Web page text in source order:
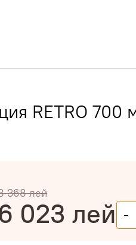
RETRO
368лей
023 лей -